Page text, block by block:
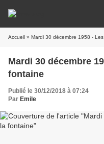
Accueil » Mardi 30 décembre 1958 -
Mardi 30 décembre
fontaine
Publié le 30/12/2018 à 07:24
Par Emile